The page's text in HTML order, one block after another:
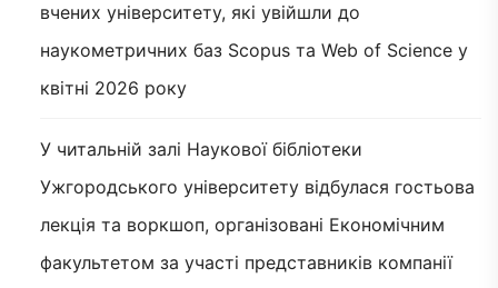
вчених університету, які увійшли до
наукометричних баз Scopus та Web of Science у
квітні 2026 року
У читальній залі Наукової бібліотеки
Ужгородського університету відбулася гостьова
лекція та воркшоп, організовані Економічним
факультетом за участі представників компанії